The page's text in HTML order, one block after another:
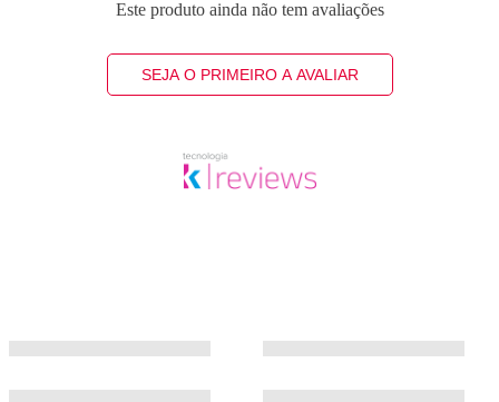
Este produto ainda não tem avaliações
SEJA O PRIMEIRO A AVALIAR